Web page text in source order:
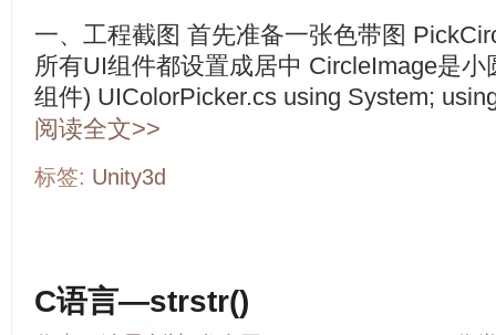
一、工程截图 首先准备一张色带图
所有UI组件都设置成居中 CircleImage是
组件) UIColorPicker.cs using System;
阅读全文>>
标签: Unity3d
C语言—strstr()